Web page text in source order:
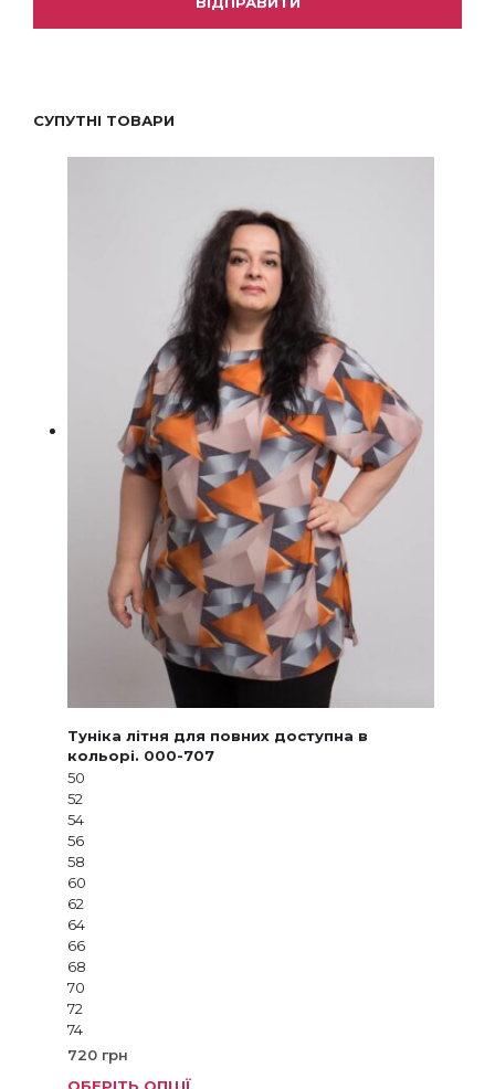
СУПУТНІ ТОВАРИ
Туніка літня для повних доступна в
кольорі. 000-707
50
52
54
56
58
60
62
64
66
68
70
72
74
720 грн